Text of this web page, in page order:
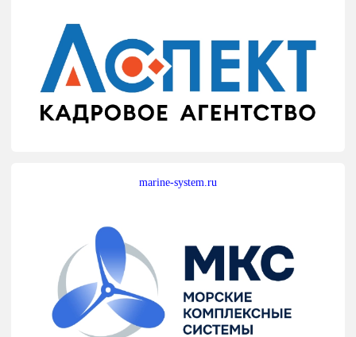
marine-system.ru